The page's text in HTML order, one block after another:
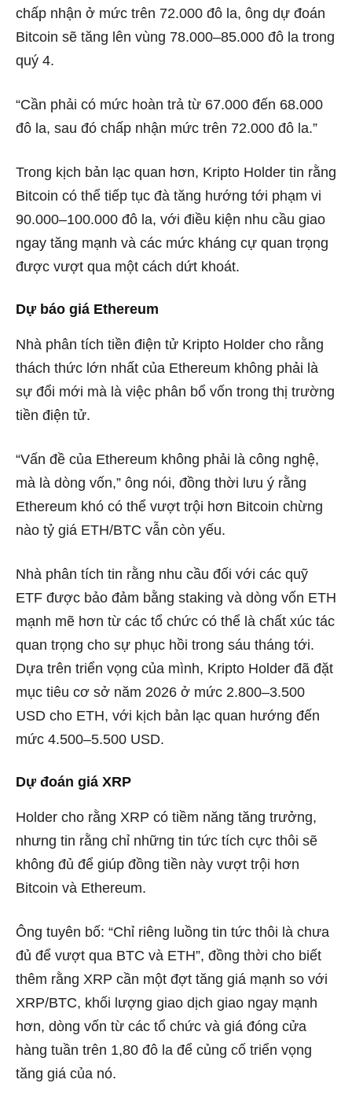
chấp nhận ở mức trên 72.000 đô la, ông dự đoán
Bitcoin sẽ tăng lên vùng 78.000–85.000 đô la trong
quý 4.
“Cần phải có mức hoàn trả từ 67.000 đến 68.000
đô la, sau đó chấp nhận mức trên 72.000 đô la.”
Trong kịch bản lạc quan hơn, Kripto Holder tin rằng
Bitcoin có thể tiếp tục đà tăng hướng tới phạm vi
90.000–100.000 đô la, với điều kiện nhu cầu giao
ngay tăng mạnh và các mức kháng cự quan trọng
được vượt qua một cách dứt khoát.
Dự báo giá Ethereum
Nhà phân tích tiền điện tử Kripto Holder cho rằng
thách thức lớn nhất của Ethereum không phải là
sự đổi mới mà là việc phân bổ vốn trong thị trường
tiền điện tử.
“Vấn đề của Ethereum không phải là công nghệ,
mà là dòng vốn,” ông nói, đồng thời lưu ý rằng
Ethereum khó có thể vượt trội hơn Bitcoin chừng
nào tỷ giá ETH/BTC vẫn còn yếu.
Nhà phân tích tin rằng nhu cầu đối với các quỹ
ETF được bảo đảm bằng staking và dòng vốn ETH
mạnh mẽ hơn từ các tổ chức có thể là chất xúc tác
quan trọng cho sự phục hồi trong sáu tháng tới.
Dựa trên triển vọng của mình, Kripto Holder đã đặt
mục tiêu cơ sở năm 2026 ở mức 2.800–3.500
USD cho ETH, với kịch bản lạc quan hướng đến
mức 4.500–5.500 USD.
Dự đoán giá XRP
Holder cho rằng XRP có tiềm năng tăng trưởng,
nhưng tin rằng chỉ những tin tức tích cực thôi sẽ
không đủ để giúp đồng tiền này vượt trội hơn
Bitcoin và Ethereum.
Ông tuyên bố: “Chỉ riêng luồng tin tức thôi là chưa
đủ để vượt qua BTC và ETH”, đồng thời cho biết
thêm rằng XRP cần một đợt tăng giá mạnh so với
XRP/BTC, khối lượng giao dịch giao ngay mạnh
hơn, dòng vốn từ các tổ chức và giá đóng cửa
hàng tuần trên 1,80 đô la để củng cố triển vọng
tăng giá của nó.